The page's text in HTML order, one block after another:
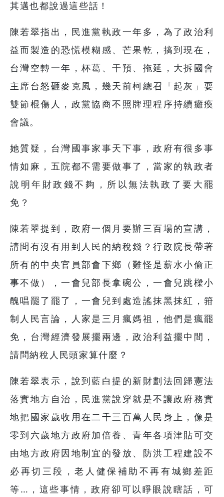
其邁也都說過這些話！
陳若翠指出，民進黨執政一年多，為了政治利
益而製造的恐慌模糊感、芒果乾，搞到現在，
台灣空轉一年，杯葛、干預、拖延，大拆國會
主席台怒砸麥克風，幾天前柯總召「起灰」耍
雙節棍傷人，政黨協商不照牌理程序持續癱瘓
會議。
她質疑，台灣國事家事天下事，政府有很多事
情如麻，五院都不需要做事了，當家的執政者
說明年財政錢不夠，所以無法執政了要大罷
免？
陳若翠提到，政府一個月要辦三百場的宣講，
請問有沒有用到人民的納稅錢？行政院長帶著
所有的中央官員部會下鄉（難怪是薪水小偷正
事不做），一會兒部長拿碗公，一會兒跳樑小
醜唱罷了罷了，一會兒到處造謠抹黑抹紅，箝
制人民言論，人家是三月瘋媽祖，他們是瘋罷
免，台灣經濟發展擺兩邊，政治利益擺中間，
請問納稅人民頭家算什麼？
陳若翠表示，說到藍白提的新財劃法回歸憲法
落實地方自治，民進黨說穿就是不讓政府務實
地把國家歲收用在二千三百萬人民身上，像是
零到六歲地方政府加倍養、青年各項津貼可交
由地方政府因地制宜的發放、防洪工程建設不
必再切三段，老人健保補助不再有城鄉差距
等…，這些事情，政府卻可以睜眼說瞎話，可